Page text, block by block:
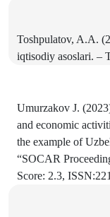
Toshpulatov, A.A.
iqtisodiy asoslari. –
Umurzakov J.
and economic
the example of
“SOCAR
Score: 2.3,